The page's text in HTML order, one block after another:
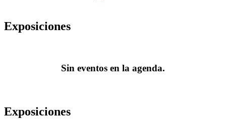
Exposiciones
Sin eventos en la agenda.
Exposiciones